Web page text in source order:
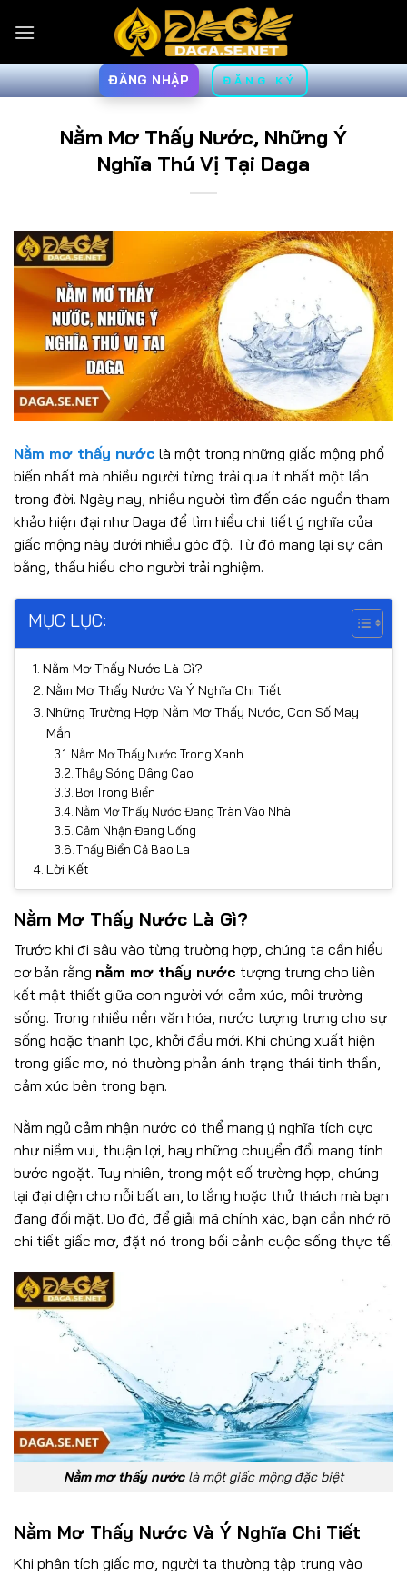
qua
dung
ĐĂNG NHẬP ĐĂNG KÝ
Nằm Mơ Thấy Nước, Những Ý
Nghĩa Thú Vị Tại Daga
Nằm mơ thấy nước là một trong những giấc mộng phổ
biến nhất mà nhiều người từng trải qua ít nhất một lần
trong đời. Ngày nay, nhiều người tìm đến các nguồn tham
khảo hiện đại như Daga để tìm hiểu chi tiết ý nghĩa của
giấc mộng này dưới nhiều góc độ. Từ đó mang lại sự cân
bằng, thấu hiểu cho người trải nghiệm.
MỤC LỤC:
Nằm Mơ Thấy Nước Là Gì?
Nằm Mơ Thấy Nước Và Ý Nghĩa Chi Tiết
Những Trường Hợp Nằm Mơ Thấy Nước, Con Số May
Mắn
Nằm Mơ Thấy Nước Trong Xanh
Thấy Sóng Dâng Cao
Bơi Trong Biển
Nằm Mơ Thấy Nước Đang Tràn Vào Nhà
Cảm Nhận Đang Uống
Thấy Biển Cả Bao La
Lời Kết
Nằm Mơ Thấy Nước Là Gì?
Trước khi đi sâu vào từng trường hợp, chúng ta cần hiểu
cơ bản rằng nằm mơ thấy nước tượng trưng cho liên
kết mật thiết giữa con người với cảm xúc, môi trường
sống. Trong nhiều nền văn hóa, nước tượng trưng cho sự
sống hoặc thanh lọc, khởi đầu mới. Khi chúng xuất hiện
trong giấc mơ, nó thường phản ánh trạng thái tinh thần,
cảm xúc bên trong bạn.
Nằm ngủ cảm nhận nước có thể mang ý nghĩa tích cực
như niềm vui, thuận lợi, hay những chuyển đổi mang tính
bước ngoặt. Tuy nhiên, trong một số trường hợp, chúng
lại đại diện cho nỗi bất an, lo lắng hoặc thử thách mà bạn
đang đối mặt. Do đó, để giải mã chính xác, bạn cần nhớ rõ
chi tiết giấc mơ, đặt nó trong bối cảnh cuộc sống thực tế.
Nằm mơ thấy nướclà một giấc mộng đặc biệt
Nằm Mơ Thấy Nước Và Ý Nghĩa Chi Tiết
Khi phân tích giấc mơ, người ta thường tập trung vào